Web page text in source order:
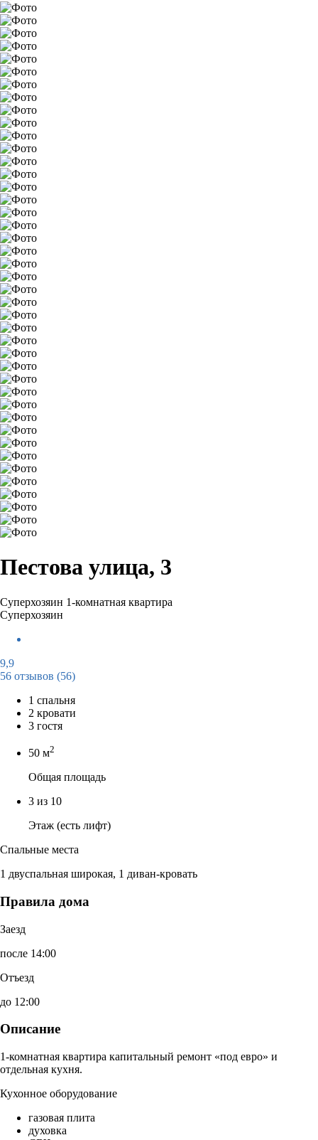
Пестова улица, 3
Суперхозяин 1-комнатная квартира
Суперхозяин
9,9
56 отзывов (56)
1 спальня
2 кровати
3 гостя
50 м2
Общая площадь
3 из 10
Этаж (есть лифт)
Спальные места
1 двуспальная широкая, 1 диван-кровать
Правила дома
Заезд
после 14:00
Отъезд
до 12:00
Описание
1-комнатная квартира капитальный ремонт «под евро» и
отдельная кухня.
Кухонное оборудование
газовая плита
духовка